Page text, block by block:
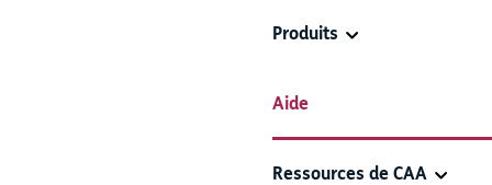
Produits
Aide
Ressources de CAA
Modifier et organiser